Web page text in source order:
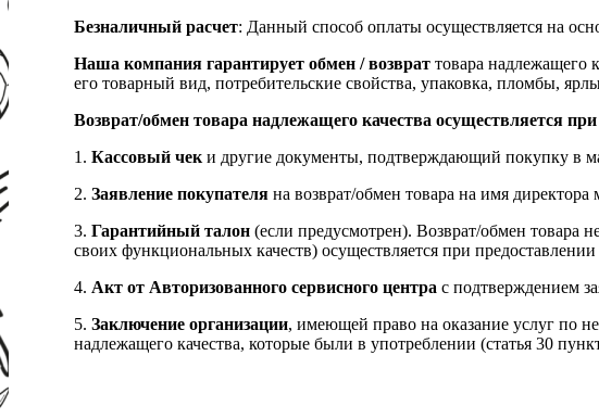
Безналичный расчет: Данный способ оплаты осуществляется на
Наша компания гарантирует обмен / возврат товара надлежащего
его товарный вид, потребительские свойства, упаковка, пломбы,
Возврат/обмен товара надлежащего качества осуществляется
1. Кассовый чек и другие документы, подтверждающий покупку в
2. Заявление покупателя на возврат/обмен товара на имя
3. Гарантийный талон (если предусмотрен). Возврат/обмен товара
своих функциональных качеств) осуществляется при
4. Акт от Авторизованного сервисного центра с подтверждением
5. Заключение организации, имеющей право на оказание услуг по
надлежащего качества, которые были в употреблении (статья 30